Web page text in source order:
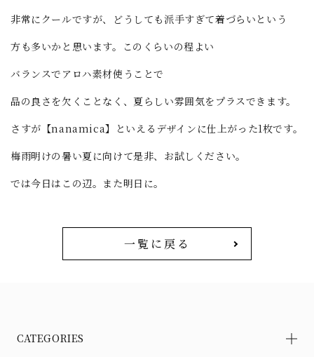
非常にクールですが、どうしても派手すぎて着づらいという
方も多いかと思います。このくらいの程よい
バランスでアロハ素材使うことで
品の良さを欠くことなく、夏らしい雰囲気をプラスできます。
さすが【nanamica】といえるデザインに仕上がった1枚です。
梅雨明けの暑い夏に向けて是非、お試しください。
では今日はこの辺。また明日に。
一覧に戻る
CATEGORIES